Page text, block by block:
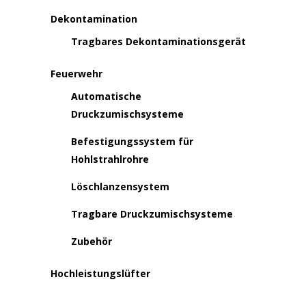
Dekontamination
Tragbares Dekontaminationsgerät
Feuerwehr
Automatische
Druckzumischsysteme
Befestigungssystem für
Hohlstrahlrohre
Löschlanzensystem
Tragbare Druckzumischsysteme
Zubehör
Hochleistungslüfter